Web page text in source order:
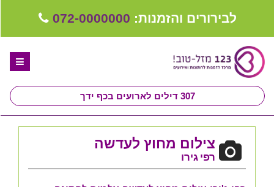
לבירורים והזמנות: 072-0000000
307 דילים לארועים בכף ידך
ספקים לחתונה מומלצים
קבלו ייעוץ בחינם
צילום מחוץ לעדשה
רפי גירו